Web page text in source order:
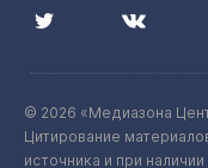
© 2026 «Медиазона
Цитирование
источника и при